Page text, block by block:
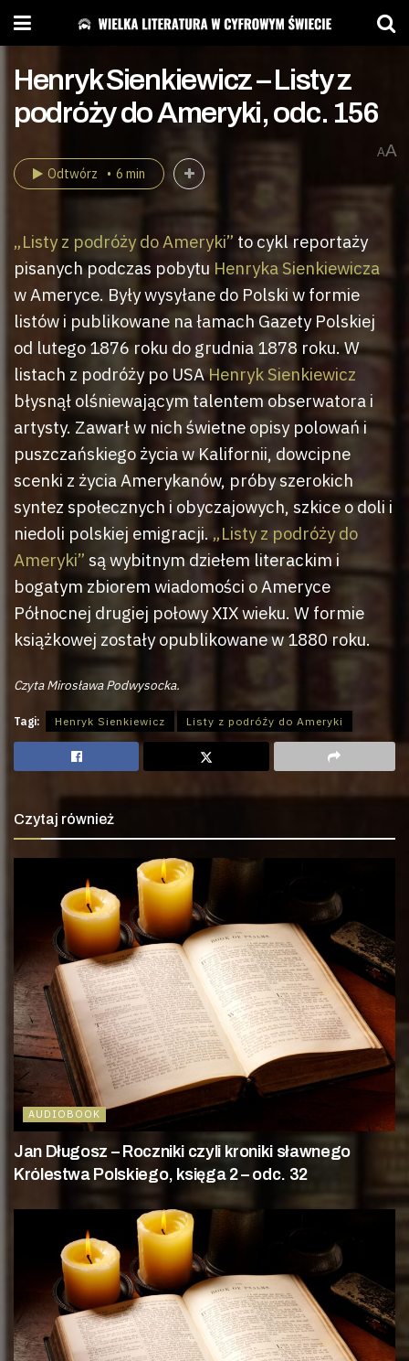
Henryk Sienkiewicz – Listy z
podróży do Ameryki, odc. 156
AA
Odtwórz 6 min
„Listy z podróży do Ameryki” to cykl reportaży
pisanych podczas pobytu Henryka Sienkiewicza
w Ameryce. Były wysyłane do Polski w formie
listów i publikowane na łamach Gazety Polskiej
od lutego 1876 roku do grudnia 1878 roku. W
listach z podróży po USAHenryk Sienkiewicz
błysnął olśniewającym talentem obserwatora i
artysty. Zawarł w nich świetne opisy polowań i
puszczańskiego życia w Kalifornii, dowcipne
scenki z życia Amerykanów, próby szerokich
syntez społecznych i obyczajowych, szkice o doli i
niedoli polskiej emigracji. „Listy z podróży do
Ameryki” są wybitnym dziełem literackim i
bogatym zbiorem wiadomości o Ameryce
Północnej drugiej połowy XIX wieku. W formie
książkowej zostały opublikowane w 1880 roku.
Czyta Mirosława Podwysocka.
Tagi: Henryk Sienkiewicz Listy z podróży do Ameryki
Czytaj również
AUDIOBOOK
Jan Długosz – Roczniki czyli kroniki sławnego
Królestwa Polskiego, księga 2 – odc. 32